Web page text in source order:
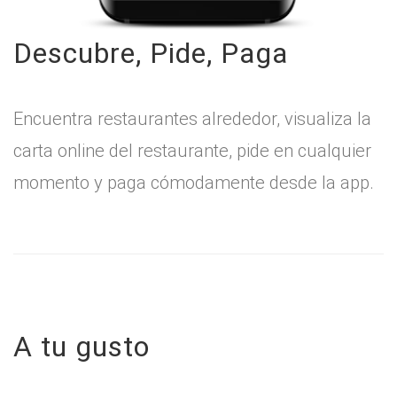
Descubre, Pide, Paga
Encuentra restaurantes alrededor, visualiza la
carta online del restaurante, pide en cualquier
momento y paga cómodamente desde la app.
A tu gusto